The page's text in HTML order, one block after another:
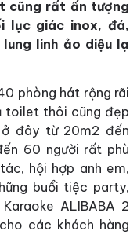
cũng rất ấn tượng
lục giác inox, đá,
linh ảo diệu lạ
phòng hát rộng rãi
toilet thôi cũng đẹp
đây từ 20m2 đến
60 người rất phù
hội hợp anh em,
buổi tiệc party,
ALIBABA 2
các khách hàng